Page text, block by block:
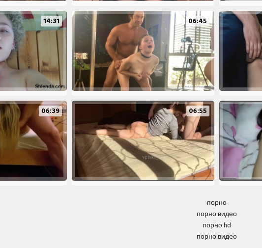
14:31 06:45
06:39 06:55
порно
порно видео
порно hd
порно видео